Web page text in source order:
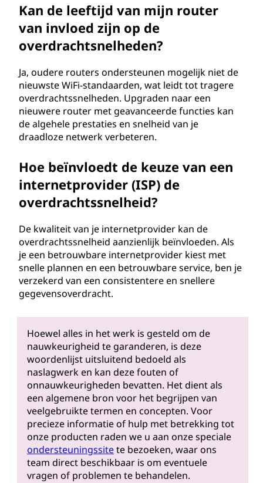
Kan de leeftijd van mijn router
van invloed zijn op de
overdrachtsnelheden?
Ja, oudere routers ondersteunen mogelijk niet de
nieuwste WiFi-standaarden, wat leidt tot tragere
overdrachtssnelheden. Upgraden naar een
nieuwere router met geavanceerde functies kan
de algehele prestaties en snelheid van je
draadloze netwerk verbeteren.
Hoe beïnvloedt de keuze van een
internetprovider (ISP) de
overdrachtssnelheid?
De kwaliteit van je internetprovider kan de
overdrachtssnelheid aanzienlijk beïnvloeden. Als
je een betrouwbare internetprovider kiest met
snelle plannen en een betrouwbare service, ben je
verzekerd van een consistentere en snellere
gegevensoverdracht.
Hoewel alles in het werk is gesteld om de
nauwkeurigheid te garanderen, is deze
woordenlijst uitsluitend bedoeld als
naslagwerk en kan deze fouten of
onnauwkeurigheden bevatten. Het dient als
een algemene bron voor het begrijpen van
veelgebruikte termen en concepten. Voor
precieze informatie of hulp met betrekking tot
onze producten raden we u aan onze speciale
ondersteuningssitete bezoeken, waar ons
team direct beschikbaar is om eventuele
vragen of problemen te behandelen.